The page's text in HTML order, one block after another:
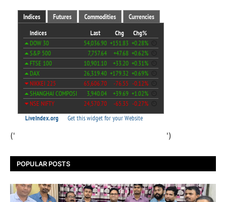
(' ')
POPULAR POSTS